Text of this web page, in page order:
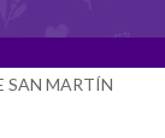
SAN MARTÍN